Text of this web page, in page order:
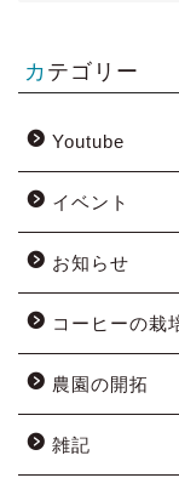
ブ カテゴリー
Youtube
イベント
お知らせ
コーヒーの栽
農園の開拓
雑記